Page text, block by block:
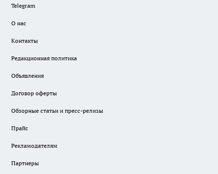
Telegram
О нас
Контакты
Редакционная политика
Объявления
Договор оферты
Обзорные статьи и пресс-релизы
Прайс
Рекламодателям
Партнеры